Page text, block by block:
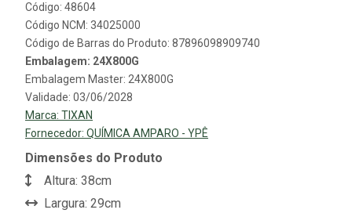
Código: 48604
Código NCM: 34025000
Código de Barras do Produto: 87896098909740
Embalagem: 24X800G
Embalagem Master: 24X800G
Validade: 03/06/2028
Marca: TIXAN
Fornecedor: QUÍMICA AMPARO - YPÊ
Dimensões do Produto
Altura: 38cm
Largura: 29cm